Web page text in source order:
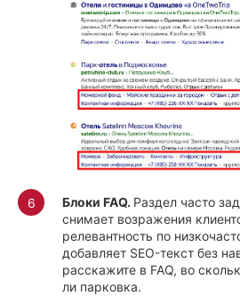
Блоки FAQ. Раздел часто
снимает возражения
релевантность по
добавляет SEO-текст без
расскажите в FAQ, во
ли парковка.